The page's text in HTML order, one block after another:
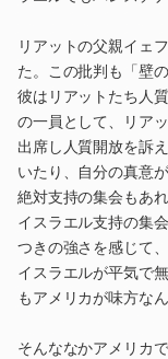
リアットの父親イェ
た。この批判も「壁
彼はリアットたち人
の一員として、リア
出席し人質開放を訴
いたり、自分の真意
絶対支持の集会もあ
イスラエル支持の集
つきの強さを感じて
イスラエルが平気で
もアメリカが味方な
そんななかアメリカ